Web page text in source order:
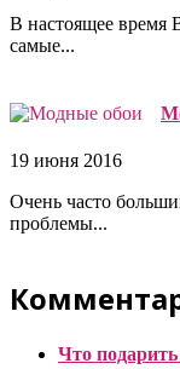
В настоящее время
самые...
19 июня 2016
Очень часто
проблемы...
Что